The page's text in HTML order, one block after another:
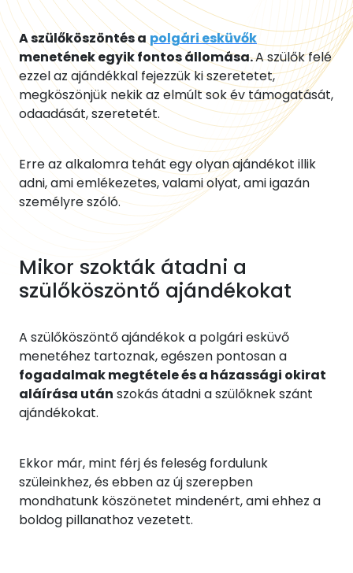
A szülőköszöntés a polgári esküvők
menetének egyik fontos állomása.A szülők felé
ezzel az ajándékkal fejezzük ki szeretetet,
megköszönjük nekik az elmúlt sok év támogatását,
odaadását, szeretetét.
Erre az alkalomra tehát egy olyan ajándékot illik
adni, ami emlékezetes, valami olyat, ami igazán
személyre szóló.
Mikor szokták átadni a
szülőköszöntő ajándékokat
A szülőköszöntő ajándékok a polgári esküvő
menetéhez tartoznak, egészen pontosan a
fogadalmak megtétele és a házassági okirat
aláírása után szokás átadni a szülőknek szánt
ajándékokat.
Ekkor már, mint férj és feleség fordulunk
szüleinkhez, és ebben az új szerepben
mondhatunk köszönetet mindenért, ami ehhez a
boldog pillanathoz vezetett.